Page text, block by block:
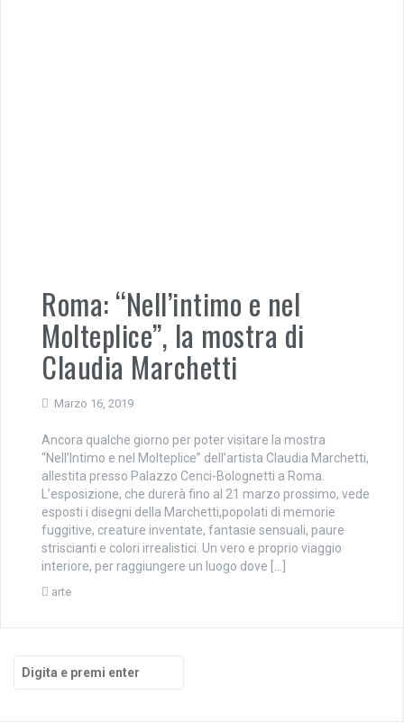
Roma: “Nell’intimo e nel
Molteplice”, la mostra di
Claudia Marchetti
Marzo 16, 2019
Ancora qualche giorno per poter visitare la mostra
“Nell’Intimo e nel Molteplice” dell’artista Claudia Marchetti,
allestita presso Palazzo Cenci-Bolognetti a Roma.
L’esposizione, che durerà fino al 21 marzo prossimo, vede
esposti i disegni della Marchetti,popolati di memorie
fuggitive, creature inventate, fantasie sensuali, paure
striscianti e colori irrealistici. Un vero e proprio viaggio
interiore, per raggiungere un luogo dove […]
arte